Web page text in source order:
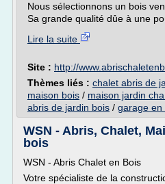
Nous sélectionnons un bois
Sa grande qualité dûe à une
Lire la suite
Site : http://
Thèmes liés : chalet abris de
maison bois / maison jardin
abris de jardin bois / garage en
WSN - Abris, Chalet,
bois
WSN - Abris Chalet en Bois
Votre spécialiste de la